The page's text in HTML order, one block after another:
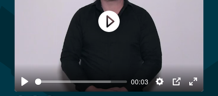
Play
00:03
Settings
PIP
Enter
Play